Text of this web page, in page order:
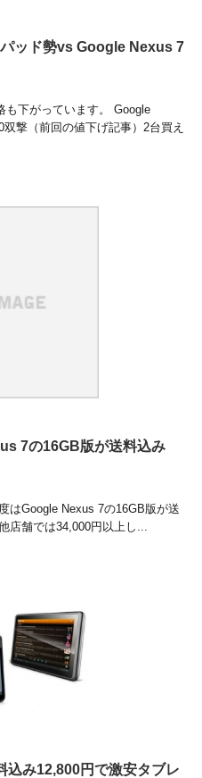
ッド勢vs Google Nexus 7
も下がっています。 Google
撃（前回の値下げ記事）2台買え
7の16GB版が送料込み
はGoogle Nexus 7の16GB版が送
店舗では34,000円以上し...
込み12,800円で激安タブレ